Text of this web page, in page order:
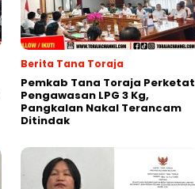
Berita Tana Toraja
Pemkab Tana Toraja Perketat
Pengawasan LPG 3 Kg,
Pangkalan Nakal Terancam
Ditindak